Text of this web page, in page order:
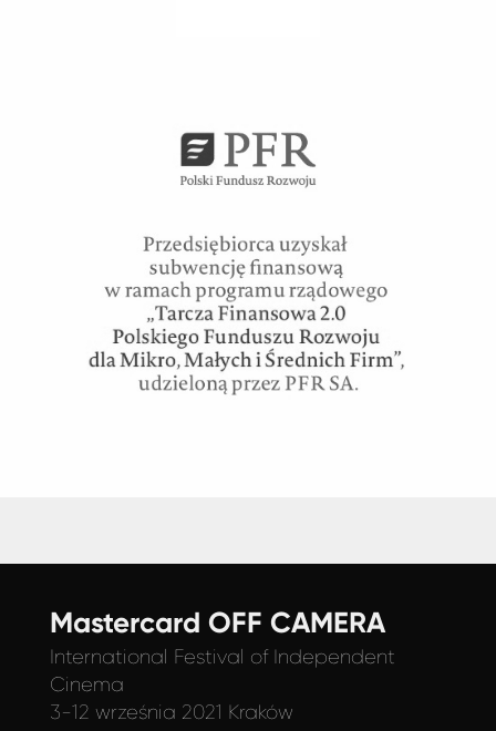
Mastercard OFF CAMERA
International Festival of Independent
Cinema
3-12 września 2021 Kraków